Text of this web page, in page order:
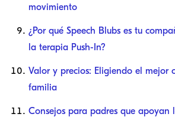
movimiento
¿Por qué Speech Blubs es tu
la terapia Push-In?
Valor y precios: Eligiendo el mejor
familia
Consejos para padres que apoyan